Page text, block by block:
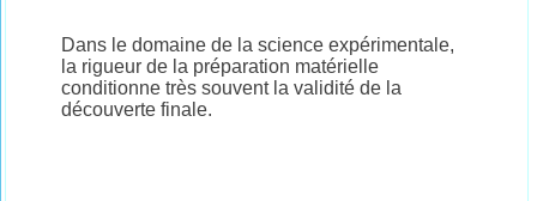
Dans le domaine de la science expérimentale,
la rigueur de la préparation matérielle
conditionne très souvent la validité de la
découverte finale.